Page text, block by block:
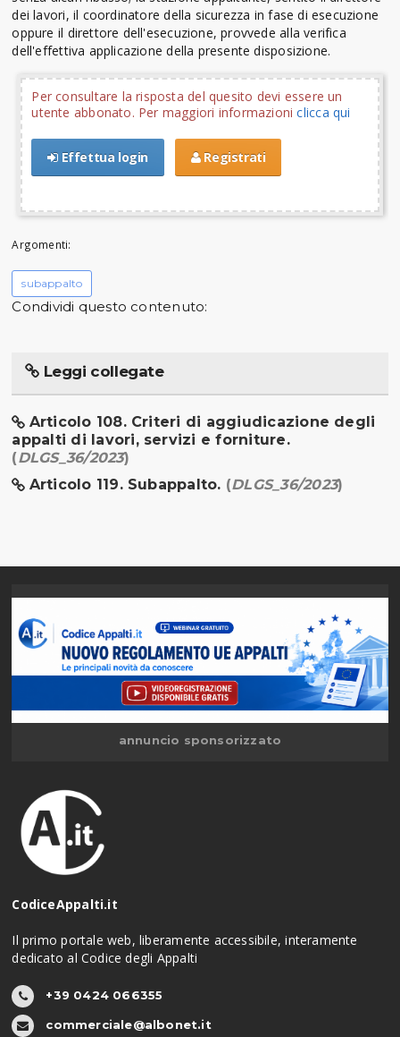
dei lavori, il coordinatore della sicurezza in fase di esecuzione
oppure il direttore dell'esecuzione, provvede alla verifica
dell'effettiva applicazione della presente disposizione.
Per consultare la risposta del quesito devi essere un
utente abbonato. Per maggiori informazioniclicca qui
Effettua login Registrati
Argomenti:
subappalto
Condividi questo contenuto:
Leggi collegate
Articolo 108. Criteri di aggiudicazione degli
appalti di lavori, servizi e forniture.
(DLGS_36/2023)
Articolo 119. Subappalto. (DLGS_36/2023)
annuncio sponsorizzato
CodiceAppalti.it
Il primo portale web, liberamente accessibile, interamente
dedicato al Codice degli Appalti
+39 0424 066355
commerciale@albonet.it